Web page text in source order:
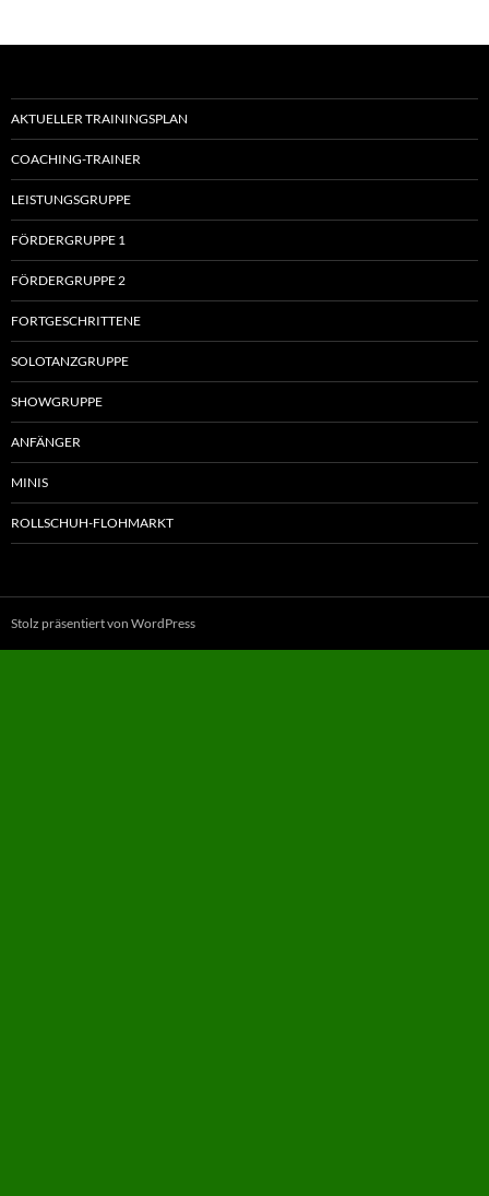
AKTUELLER TRAININGSPLAN
COACHING-TRAINER
LEISTUNGSGRUPPE
FÖRDERGRUPPE 1
FÖRDERGRUPPE 2
FORTGESCHRITTENE
SOLOTANZGRUPPE
SHOWGRUPPE
ANFÄNGER
MINIS
ROLLSCHUH-FLOHMARKT
Stolz präsentiert von WordPress